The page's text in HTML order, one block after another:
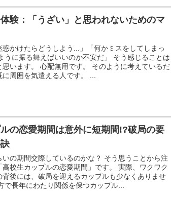
験：「うざい」と思われないためのマ
惑かけたらどうしよう...」「何かミスをしてしまっ
うに振る舞えばいいのか不安だ」 そう感じることは
思います。 心配無用です。 そのように考えているだ
周囲を気遣える人です。 ...
の恋愛期間は意外に短期間!?破局の要
いの期間交際しているのかな？ そう思うことから注
高校生カップルの恋愛期間」です。 実際、ワクワク
背後には、破局を迎えるカップルも少なくありませ
で長年にわたり関係を保つカップル...